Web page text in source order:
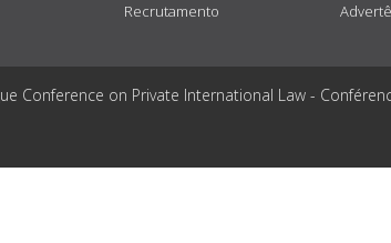
Recrutamento
Conference on Private International Law -